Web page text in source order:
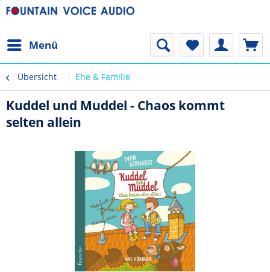
Menü
Übersicht Ehe & Familie
Kuddel und Muddel - Chaos kommt
selten allein